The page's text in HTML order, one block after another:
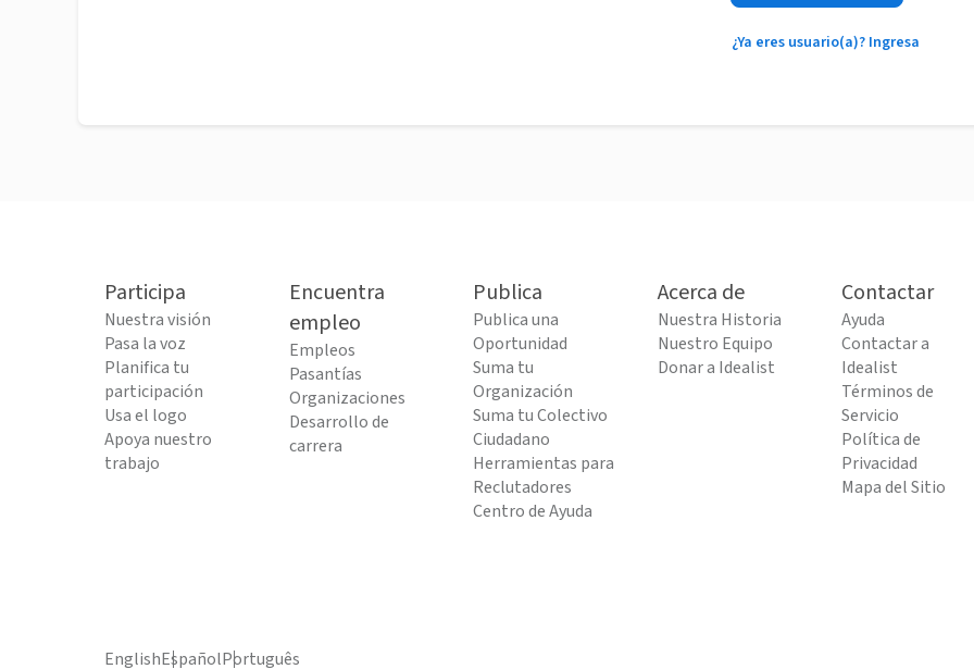
¿Ya eres usuario(a)? Ingresa
Participa
Nuestra visión
Pasa la voz
Planifica tu
participación
Usa el logo
Apoya nuestro
trabajo
Encuentra
empleo
Empleos
Pasantías
Organizaciones
Desarrollo de
carrera
Publica
Publica una
Oportunidad
Suma tu
Organización
Suma tu Colectivo
Ciudadano
Herramientas para
Reclutadores
Centro de Ayuda
Acerca de
Nuestra Historia
Nuestro Equipo
Donar a Idealist
Contactar
Ayuda
Contactar a
Idealist
Términos de
Servicio
Política de
Privacidad
Mapa del Sitio
EnglishEspañolPortuguês